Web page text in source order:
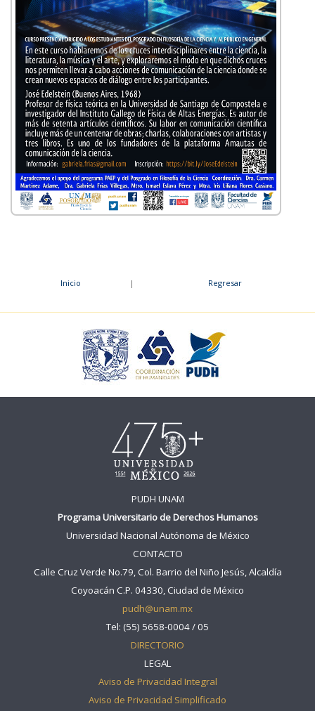
Inicio | Regresar
PUDH UNAM
Programa Universitario de Derechos Humanos
Universidad Nacional Autónoma de México
CONTACTO
Calle Cruz Verde No.79, Col. Barrio del Niño Jesús, Alcaldía
Coyoacán C.P. 04330, Ciudad de México
pudh@unam.mx
Tel: (55) 5658-0004 / 05
DIRECTORIO
LEGAL
Aviso de Privacidad Integral
Aviso de Privacidad Simplificado